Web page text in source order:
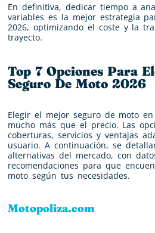
En definitiva, dedicar tiempo a
variables es la mejor estrategia
2026, optimizando el coste y la
trayecto.
Top 7 Opciones Para
Seguro De Moto 2026
Elegir el mejor seguro de moto
mucho más que el precio. Las
coberturas, servicios y ventajas
usuario. A continuación, se
alternativas del mercado, con
recomendaciones para que
moto según tus necesidades.
Motopoliza.com